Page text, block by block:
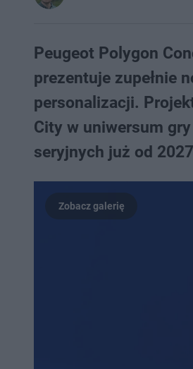
Peugeot Polygon
prezentuje zupełnie
personalizacji.
City w uniwersum
seryjnych już od